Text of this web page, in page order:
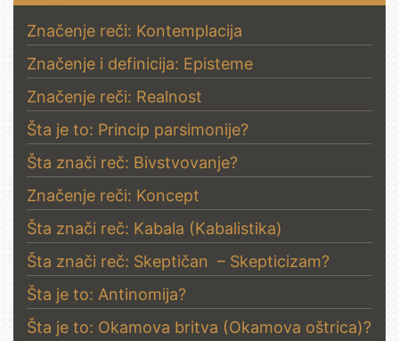
Značenje reči: Kontemplacija
Značenje i definicija: Episteme
Značenje reči: Realnost
Šta je to: Princip parsimonije?
Šta znači reč: Bivstvovanje?
Značenje reči: Koncept
Šta znači reč: Kabala (Kabalistika)
Šta znači reč: Skeptičan – Skepticizam?
Šta je to: Antinomija?
Šta je to: Okamova britva (Okamova oštrica)?